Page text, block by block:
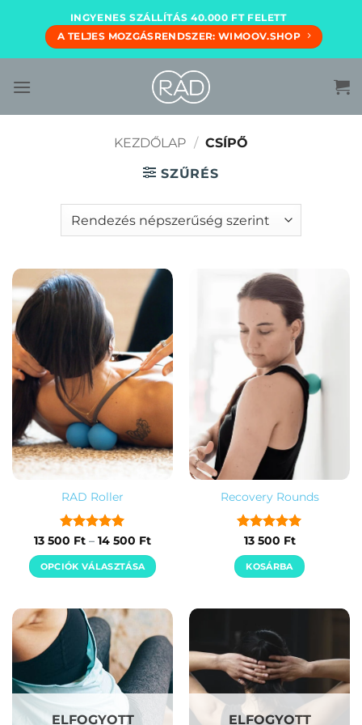
content
INGYENES SZÁLLÍTÁS 40.000 FT FELETT
A TELJES MOZGÁSRENDSZER: WIMOOV.SHOP
KEZDŐLAP / CSÍPŐ
SZŰRÉS
RAD Roller
Értékelés:5
/ 5
13 500 Ft – 14 500 FtÁrtartomány:
500 Ft
-
OPCIÓK VÁLASZTÁSA
terméknek
több
variációja
van.
A
változatok
a
Recovery Rounds
Értékelés:5
/ 5
13 500 Ft
KOSÁRBA
ELFOGYOTT ELFOGYOTT